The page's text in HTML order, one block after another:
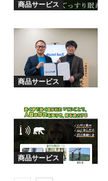
商品サービス
商品サービス
商品サービス